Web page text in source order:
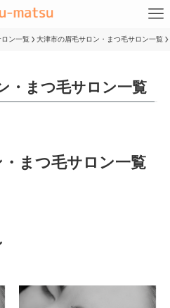
ン一覧 大津市の眉毛サロン・まつ毛サロン一覧
・まつ毛サロン一覧
まつ毛サロン一覧